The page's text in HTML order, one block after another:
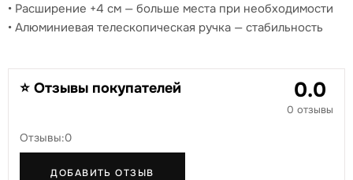
• Расширение +4 см — больше места при необходимости
• Алюминиевая телескопическая ручка — стабильность
⭐ Отзывы покупателей 0.0
0 отзывы
Отзывы:0
ДОБАВИТЬ ОТЗЫВ